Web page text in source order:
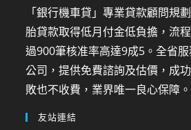
「銀行機車貸」專業貸款顧問規
胎貸款取得低月付金低負擔，流
過900筆核准率高達9成5。全省
公司，提供免費諮詢及估價，成
敗也不收費，業界唯一良心保障。
友站連結